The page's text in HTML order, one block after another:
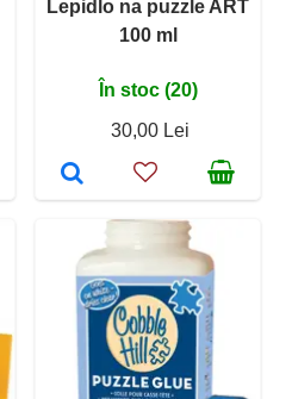
Lepidlo na puzzle ART
100 ml
În stoc (20)
30,00 Lei